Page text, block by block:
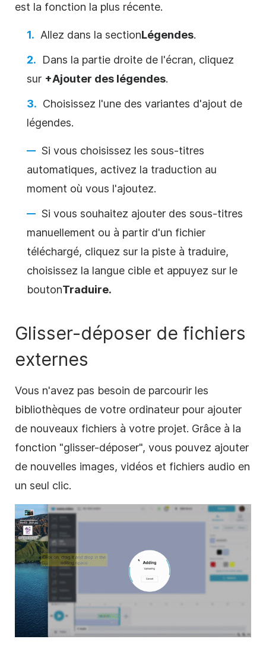
est la fonction la plus récente.
Allez dans la sectionLégendes.
Dans la partie droite de l'écran, cliquez
sur +Ajouter des légendes.
Choisissez l'une des variantes d'ajout de
légendes.
Si vous choisissez les sous-titres
automatiques, activez la traduction au
moment où vous l'ajoutez.
Si vous souhaitez ajouter des sous-titres
manuellement ou à partir d'un fichier
téléchargé, cliquez sur la piste à traduire,
choisissez la langue cible et appuyez sur le
boutonTraduire.
Glisser-déposer de fichiers
externes
Vous n'avez pas besoin de parcourir les
bibliothèques de votre ordinateur pour ajouter
de nouveaux fichiers à votre projet. Grâce à la
fonction "glisser-déposer", vous pouvez ajouter
de nouvelles images, vidéos et fichiers audio en
un seul clic.